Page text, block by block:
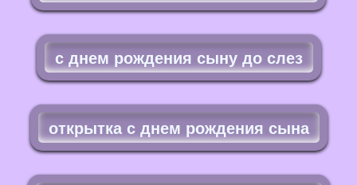
с днем рождения сыну до слез
открытка с днем рождения сына